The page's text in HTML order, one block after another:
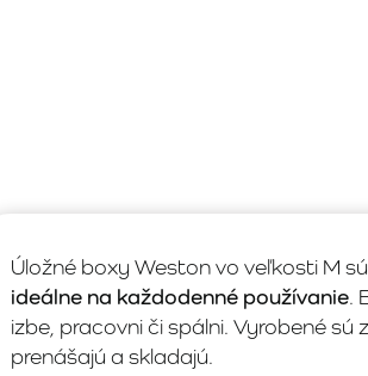
Úložné boxy Weston vo veľkosti M sú
ideálne na každodenné používanie.
izbe, pracovni či spálni. Vyrobené
prenášajú a skladajú.